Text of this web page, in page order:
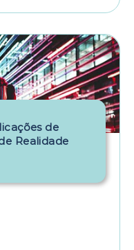
de
Realidade